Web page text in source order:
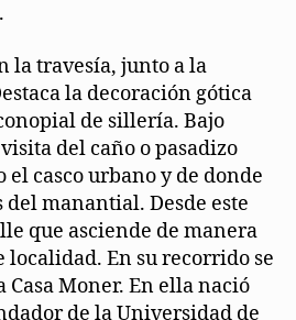
la travesía, junto a la
la decoración gótica
de sillería. Bajo
del caño o pasadizo
el casco urbano y de donde
del manantial. Desde este
que asciende de manera
localidad. En su recorrido se
Casa Moner. En ella nació
de la Universidad de